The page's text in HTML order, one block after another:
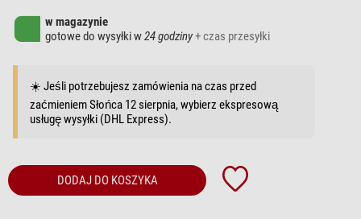
w magazynie
gotowe do wysyłki w24 godziny+ czas przesyłki
☀️ Jeśli potrzebujesz zamówienia na czas przed
zaćmieniem Słońca 12 sierpnia, wybierz ekspresową
usługę wysyłki (DHL Express).
DODAJ DO KOSZYKA